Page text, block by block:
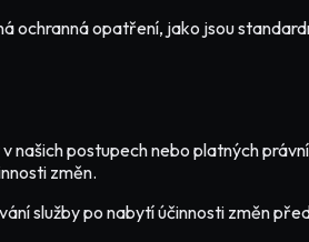
opatření, jako jsou
postupech nebo platných
změn.
služby po nabytí účinnosti změn